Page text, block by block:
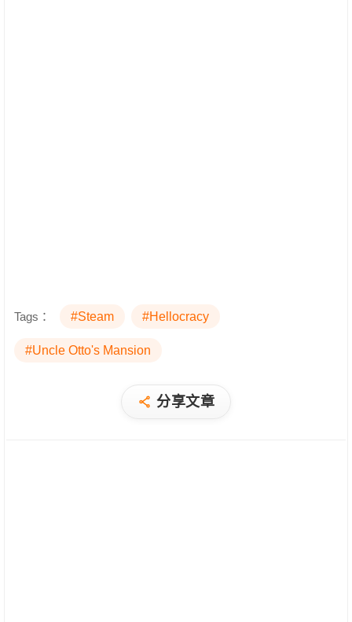
Tags： #Steam #Hellocracy
#Uncle Otto's Mansion
分享文章